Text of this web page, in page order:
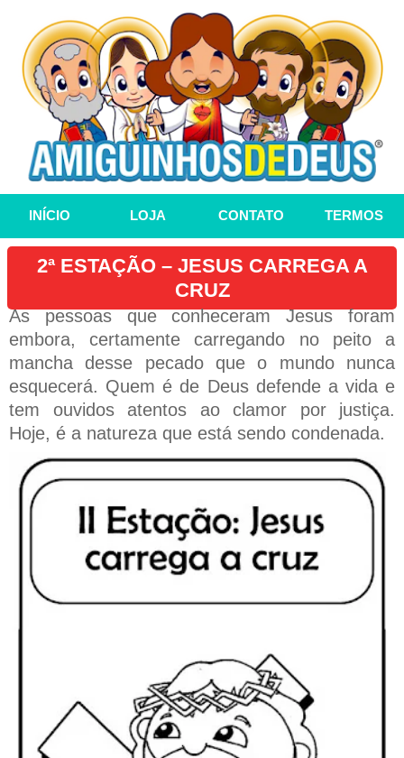
INÍCIO LOJA CONTATO TERMOS
2ª ESTAÇÃO – JESUS CARREGA A
CRUZ
As pessoas que conheceram Jesus foram
embora, certamente carregando no peito a
mancha desse pecado que o mundo nunca
esquecerá. Quem é de Deus defende a vida e
tem ouvidos atentos ao clamor por justiça.
Hoje, é a natureza que está sendo condenada.